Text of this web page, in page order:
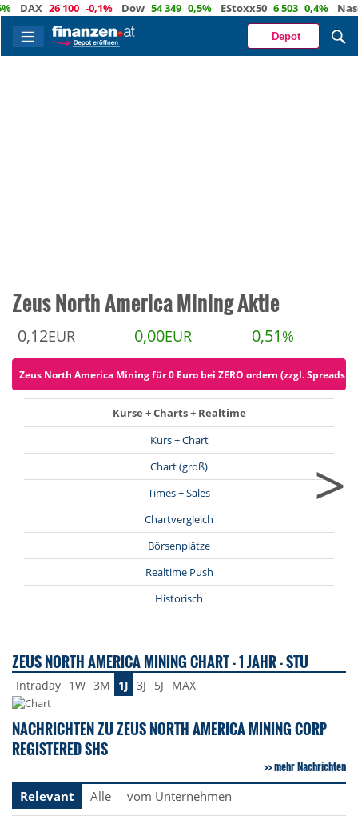
26 100 -0,1% Dow 54 349 0,5% EStoxx50 6 503 0,4% Nasdaq
Depot
Zeus North America Mining Aktie
0,12EUR 0,00EUR 0,51 %
Zeus North America Mining für 0 Euro bei ZERO ordern (zzgl. Spreads)
Kurse + Charts + Realtime
Kurs + Chart
Chart (groß)
Times + Sales
Chartvergleich
Börsenplätze
Realtime Push
Historisch
>
ZEUS NORTH AMERICA MINING CHART - 1 JAHR - STU
Intraday 1W 3M 1J 3J 5J MAX
NACHRICHTEN ZU ZEUS NORTH AMERICA MINING CORP
REGISTERED SHS
mehr Nachrichten
Relevant
Alle vom Unternehmen